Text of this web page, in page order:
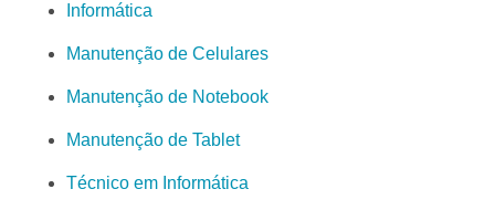
Informática
Manutenção de Celulares
Manutenção de Notebook
Manutenção de Tablet
Técnico em Informática